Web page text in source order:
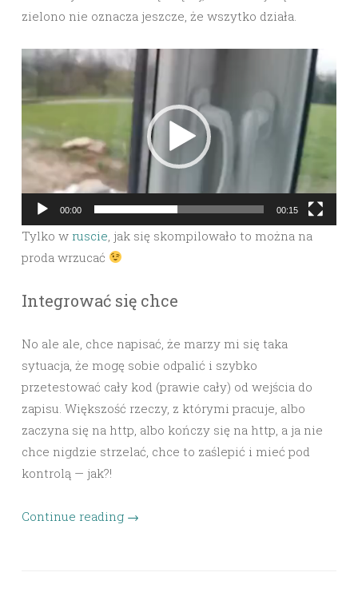
zielono nie oznacza jeszcze, że wszytko działa.
Video
Player
00:00 00:15
Tylko w ruscie , jak się skompilowało to można na
proda wrzucać
Integrować się chce
No ale ale, chce napisać, że marzy mi się taka
sytuacja, że mogę sobie odpalić i szybko
przetestować cały kod (prawie cały) od wejścia do
zapisu. Większość rzeczy, z którymi pracuje, albo
zaczyna się na http, albo kończy się na http, a ja nie
chce nigdzie strzelać, chce to zaślepić i mieć pod
kontrolą — jak?!
Continue reading →